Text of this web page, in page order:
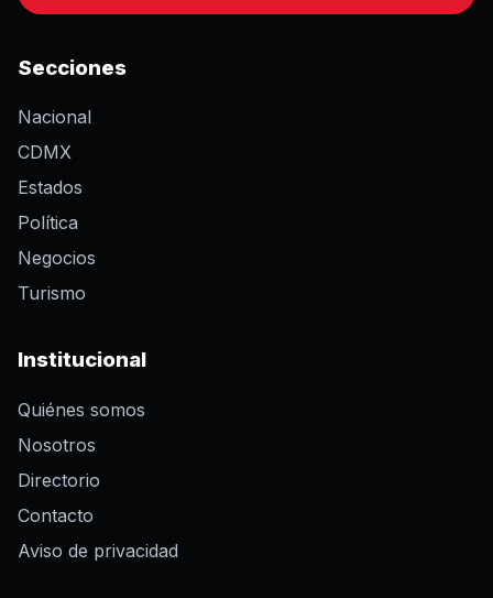
Secciones
Nacional
CDMX
Estados
Política
Negocios
Turismo
Institucional
Quiénes somos
Nosotros
Directorio
Contacto
Aviso de privacidad